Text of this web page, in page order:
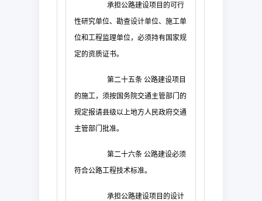
承担公路建设项目的可行
性研究单位、勘查设计单位、施工单
位和工程监理单位，必须持有国家规
定的资质证书。
第二十五条 公路建设项目
的施工，须按国务院交通主管部门的
规定报请县级以上地方人民政府交通
主管部门批准。
第二十六条 公路建设必须
符合公路工程技术标准。
承担公路建设项目的设计